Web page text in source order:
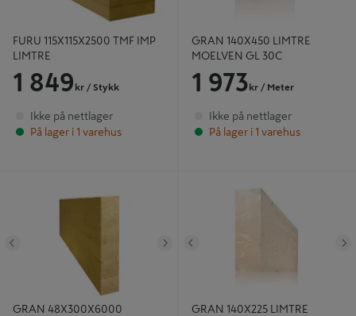
FURU 115X115X2500 TMF IMP
LIMTRE
1 849 kr / Stykk
Ikke på nettlager
På lager i 1 varehus
GRAN 140X450 LIMTRE
MOELVEN GL 30C
1 973 kr / Meter
Ikke på nettlager
På lager i 1 varehus
Tidligere Neste
GRAN 48X300X6000
GRAN 140X225 LIMTRE